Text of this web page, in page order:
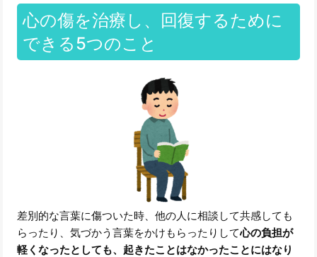
心の傷を治療し、回復するために
できる5つのこと
差別的な言葉に傷ついた時、他の人に相談して共感しても
らったり、気づかう言葉をかけもらったりして心の負担が
軽くなったとしても、起きたことはなかったことにはなり